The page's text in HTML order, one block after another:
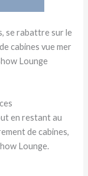
se rabattre sur le
cabines vue mer
Lounge
en restant au
de cabines,
Lounge.